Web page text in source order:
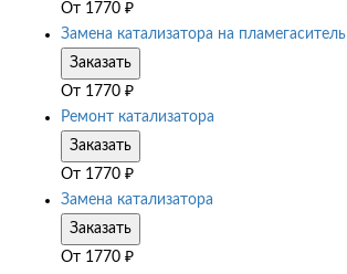
От 1770 ₽
Замена катализатора на пламегаситель
Заказать
От 1770 ₽
Ремонт катализатора
Заказать
От 1770 ₽
Замена катализатора
Заказать
От 1770 ₽